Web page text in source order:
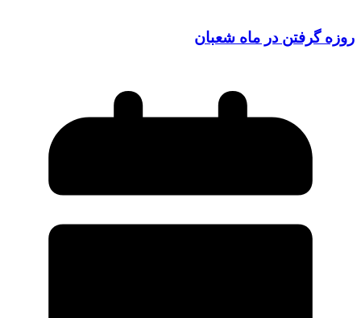
روزه گرفتن در ماه شعبان